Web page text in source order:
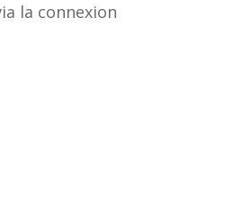
la connexion